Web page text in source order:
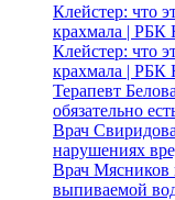
Клейстер: что
крахмала | РБК
Клейстер: что
крахмала | РБК
Терапевт
обязательно
Врач
нарушениях
Врач Мясников
выпиваемой